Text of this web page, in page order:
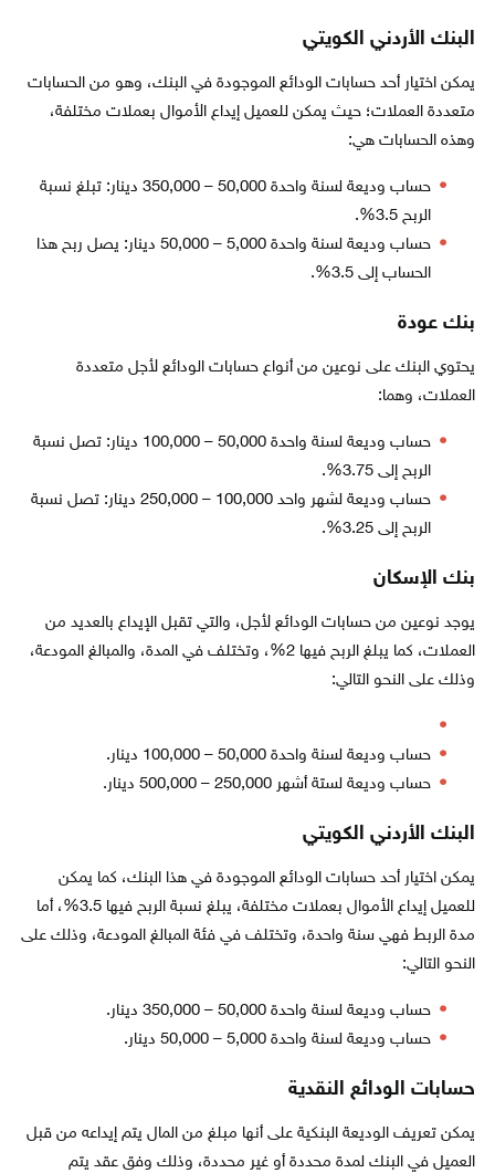
البنك الأردني الكويتي
يمكن اختيار أحد حسابات الودائع الموجودة في البنك، وهو من الحسابات
متعددة العملات؛ حيث يمكن للعميل إيداع الأموال بعملات مختلفة،
وهذه الحسابات هي:
حساب وديعة لسنة واحدة 50,000 – 350,000 دينار: تبلغ نسبة
الربح 3.5%.
حساب وديعة لسنة واحدة 5,000 – 50,000 دينار: يصل ربح هذا
الحساب إلى 3.5%.
بنك عودة
يحتوي البنك على نوعين من أنواع حسابات الودائع لأجل متعددة
العملات، وهما:
حساب وديعة لسنة واحدة 50,000 – 100,000 دينار: تصل نسبة
الربح إلى 3.75%.
حساب وديعة لشهر واحد 100,000 – 250,000 دينار: تصل نسبة
الربح إلى 3.25%.
بنك الإسكان
يوجد نوعين من حسابات الودائع لأجل، والتي تقبل الإيداع بالعديد من
العملات، كما يبلغ الربح فيها 2%، وتختلف في المدة، والمبالغ المودعة،
وذلك على النحو التالي:
حساب وديعة لسنة واحدة 50,000 – 100,000 دينار.
حساب وديعة لستة أشهر 250,000 – 500,000 دينار.
البنك الأردني الكويتي
يمكن اختيار أحد حسابات الودائع الموجودة في هذا البنك، كما يمكن
للعميل إيداع الأموال بعملات مختلفة، يبلغ نسبة الربح فيها 3.5%، أما
مدة الربط فهي سنة واحدة، وتختلف في فئة المبالغ المودعة، وذلك على
النحو التالي:
حساب وديعة لسنة واحدة 50,000 – 350,000 دينار.
حساب وديعة لسنة واحدة 5,000 – 50,000 دينار.
حسابات الودائع النقدية
يمكن تعريف الوديعة البنكية على أنها مبلغ من المال يتم إيداعه من قبل
العميل في البنك لمدة محددة أو غير محددة، وذلك وفق عقد يتم